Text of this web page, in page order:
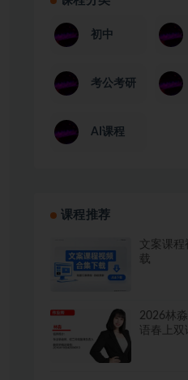
初中
考公考研
AI课程
课程推荐
文案课
载
2026林
语春上双